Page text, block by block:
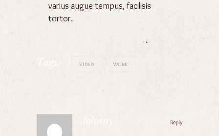
varius augue tempus, facilisis
tortor.
Tags: VIDEO WORK
Johnny Reply